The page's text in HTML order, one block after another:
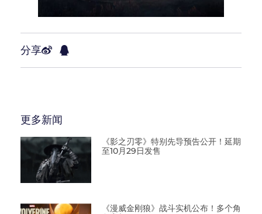
分享
更多新闻
《影之刃零》特别先导预告公开！延期
至10月29日发售
《漫威金刚狼》战斗实机公布！多个角